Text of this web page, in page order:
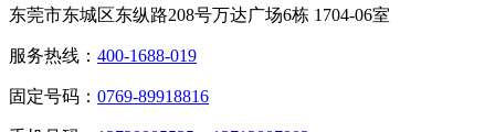
东莞市东城区东纵路208号万达广场6栋 1704-06室
服务热线： 400-1688-019
固定号码： 0769-89918816